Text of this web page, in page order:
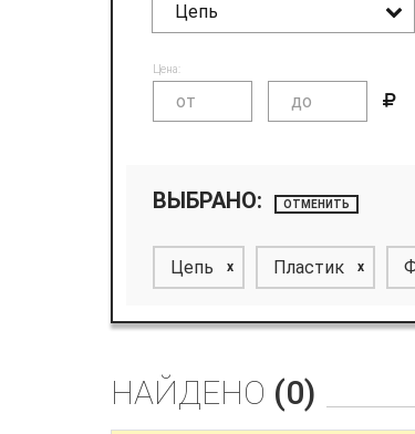
Цепь
Цена:
ВЫБРАНО: ОТМЕНИТЬ
Цепь x Пластик x
НАЙДЕНО (0)